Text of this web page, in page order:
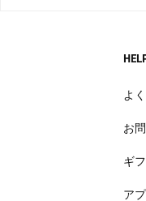
よ
お
ギ
ア